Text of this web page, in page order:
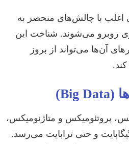
با چالش‌های منحصر به
روبرو می‌شوند. شناخت این
آن‌ها می‌تواند از بروز
پروتئومیکس و متاژنومیکس،
و حتی ترابایت می‌رسد.